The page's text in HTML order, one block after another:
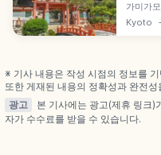
가미가
정식 명
황 6년
Kyoto
※ 기사 내용은 작성 시점의 정보를
또한 게재된 내용의 정확성과 완전
광고
본 기사에는 광고(제휴 링크)
자가 수수료를 받을 수 있습니다.